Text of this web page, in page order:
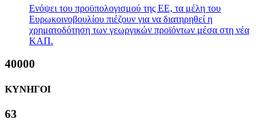
Ενόψει του προϋπολογισμού της ΕΕ, τα μέλη του
Ευρωκοινοβουλίου πιέζουν για να διατηρηθεί η
χρηματοδότηση των γεωργικών προϊόντων μέσα στη νέα
ΚΑΠ.
40000
ΚΥΝΗΓΟΙ
63